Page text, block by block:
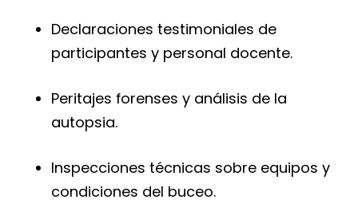
Declaraciones testimoniales de
participantes y personal docente.
Peritajes forenses y análisis de la
autopsia.
Inspecciones técnicas sobre equipos y
condiciones del buceo.